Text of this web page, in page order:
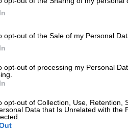
opt-out of the Sale of my Personal
opt-out of processing my Personal
opt-out of Collection, Use, Retention,
Data that Is Unrelated with the
πορτοκαλί – Οι